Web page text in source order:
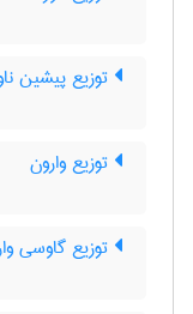
توزیع پیشین
توزیع وارون
توزیع گاوسی